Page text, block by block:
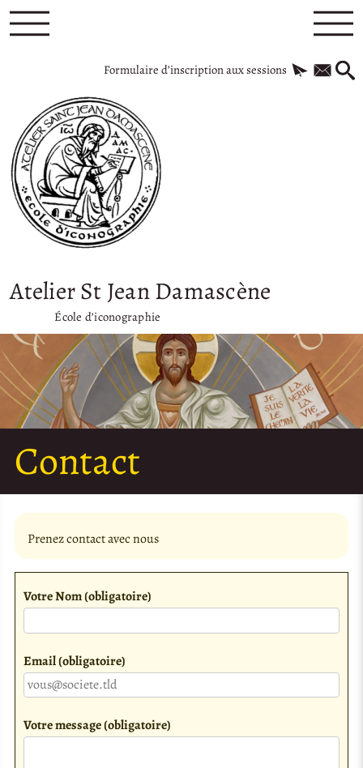
Formulaire d’inscription aux sessions
Atelier St Jean Damascène
École d’iconographie
Contact
Prenez contact avec nous
Votre Nom(obligatoire)
Email(obligatoire)
Votre message(obligatoire)